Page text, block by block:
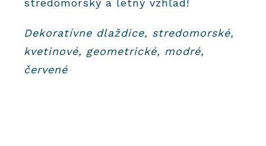
stredomorský a letný vzhľad!
Dekoratívne dlaždice, stredomorské,
kvetinové, geometrické, modré,
červené